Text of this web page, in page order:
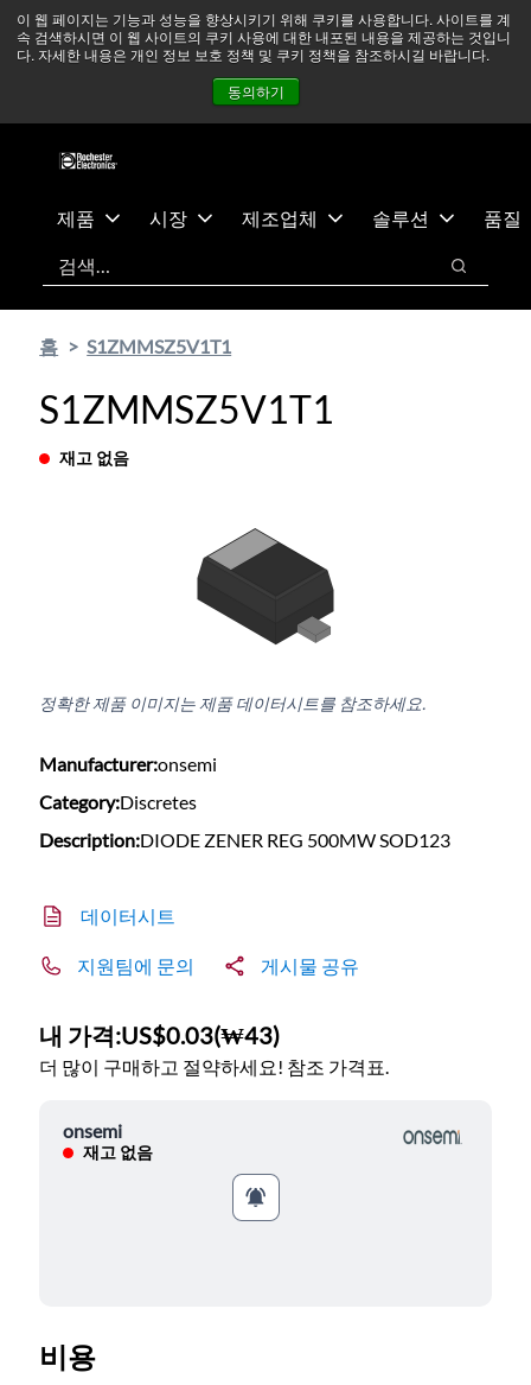
이 웹 페이지는 기능과 성능을 향상시키기 위해 쿠키를 사용합니다. 사이트를 계
속 검색하시면 이 웹 사이트의 쿠키 사용에 대한 내포된 내용을 제공하는 것입니
다. 자세한 내용은 개인 정보 보호 정책 및 쿠키 정책을 참조하시길 바랍니다.
동의하기
츠
건
중동 지역 상황을 지속적으로 주시하고 있으며, 모든 서비스는
정상적으로 운영되고 있습니다. 더 읽어보기 →
뉴스
문의하기
제품 시장 제조업체 솔루션
품질
검색
검색
홈 S1ZMMSZ5V1T1
S1ZMMSZ5V1T1
재고 없음
정확한 제품 이미지는 제품 데이터시트를 참조하세요.
Manufacturer:onsemi
Category:Discretes
Description:DIODE ZENER REG 500MW SOD123
데이터시트
지원팀에 문의 게시물 공유
내 가격:US$0.03(₩43)
더 많이 구매하고 절약하세요! 참조 가격표.
onsemi
재고 없음
비용